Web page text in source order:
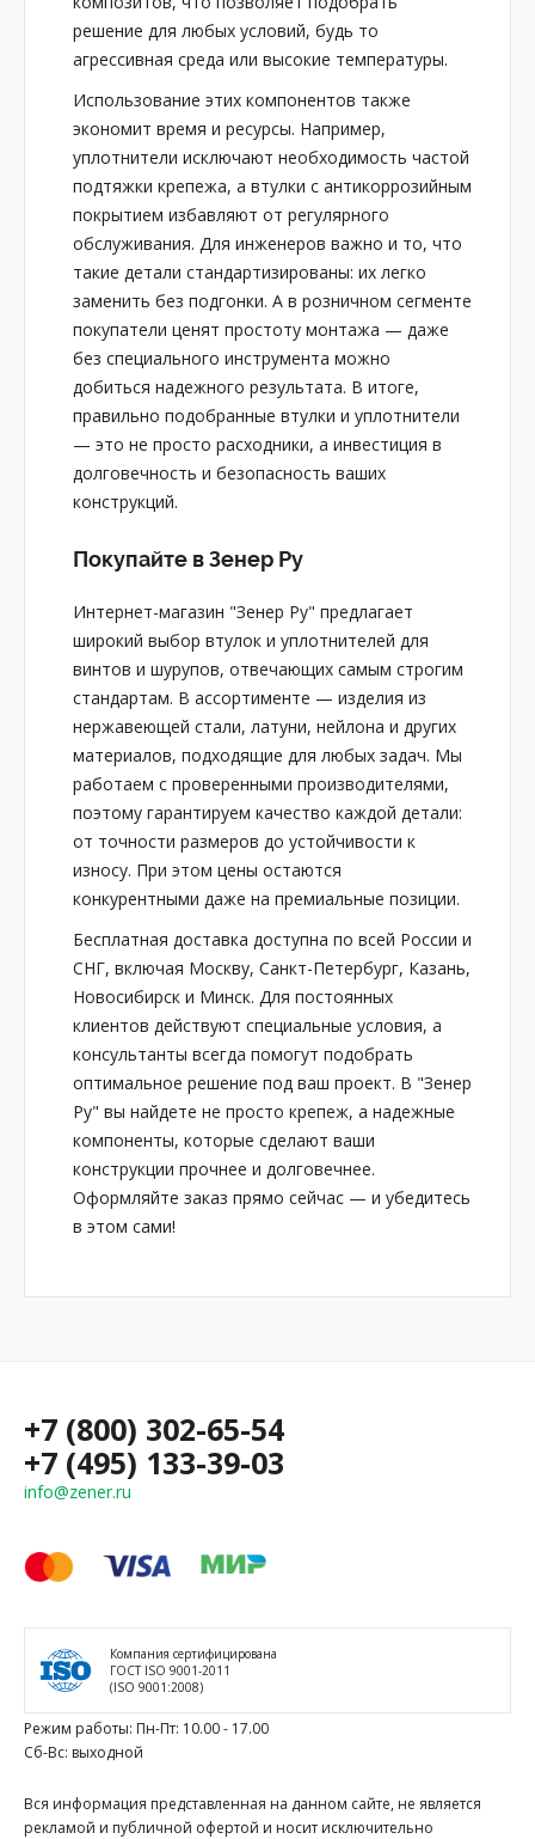
решение для любых условий, будь то
агрессивная среда или высокие температуры.
Использование этих компонентов также
экономит время и ресурсы. Например,
уплотнители исключают необходимость частой
подтяжки крепежа, а втулки с антикоррозийным
покрытием избавляют от регулярного
обслуживания. Для инженеров важно и то, что
такие детали стандартизированы: их легко
заменить без подгонки. А в розничном сегменте
покупатели ценят простоту монтажа — даже
без специального инструмента можно
добиться надежного результата. В итоге,
правильно подобранные втулки и уплотнители
— это не просто расходники, а инвестиция в
долговечность и безопасность ваших
конструкций.
Покупайте в Зенер Ру
Интернет-магазин "Зенер Ру" предлагает
широкий выбор втулок и уплотнителей для
винтов и шурупов, отвечающих самым строгим
стандартам. В ассортименте — изделия из
нержавеющей стали, латуни, нейлона и других
материалов, подходящие для любых задач. Мы
работаем с проверенными производителями,
поэтому гарантируем качество каждой детали:
от точности размеров до устойчивости к
износу. При этом цены остаются
конкурентными даже на премиальные позиции.
Бесплатная доставка доступна по всей России и
СНГ, включая Москву, Санкт-Петербург, Казань,
Новосибирск и Минск. Для постоянных
клиентов действуют специальные условия, а
консультанты всегда помогут подобрать
оптимальное решение под ваш проект. В "Зенер
Ру" вы найдете не просто крепеж, а надежные
компоненты, которые сделают ваши
конструкции прочнее и долговечнее.
Оформляйте заказ прямо сейчас — и убедитесь
в этом сами!
+7 (800) 302-65-54
+7 (495) 133-39-03
info@zener.ru
Компания сертифицирована
ГОСТ ISO 9001-2011
(ISO 9001:2008)
Режим работы: Пн-Пт: 10.00 - 17.00
Сб-Вс: выходной
Вся информация представленная на данном сайте, не является
рекламой и публичной офертой и носит исключительно